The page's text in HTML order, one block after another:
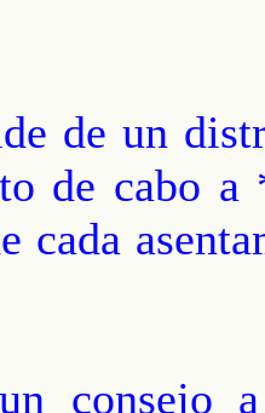
de un
de cabo
cada
consejo a